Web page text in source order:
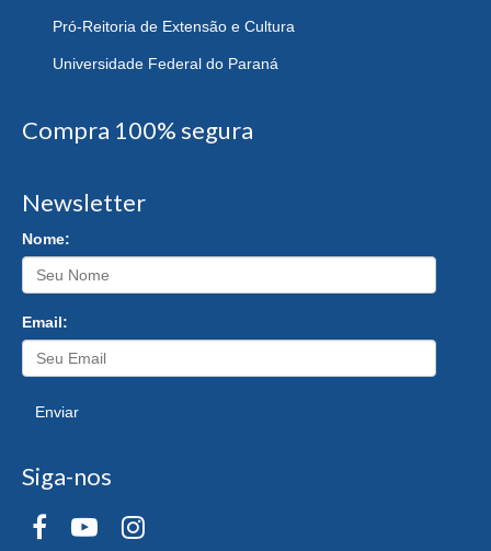
Pró-Reitoria de Extensão e Cultura
Universidade Federal do Paraná
Compra 100% segura
Newsletter
Nome:
Email:
Enviar
Siga-nos